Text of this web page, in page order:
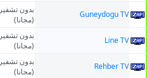
Guneydogu TV
بدون تشفير
(مجانا)
Line TV
بدون تشفير
(مجانا)
Rehber TV
بدون تشفير
(مجانا)